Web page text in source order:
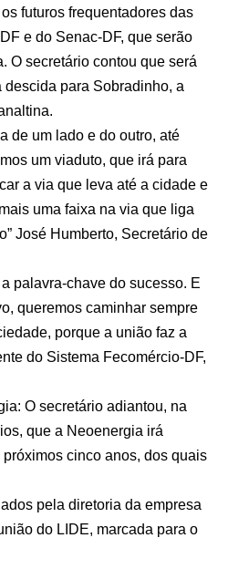
futuros frequentadores das
e do Senac-DF, que serão
O secretário contou que será
para Sobradinho, a
de um lado e do outro, até
um viaduto, que irá para
a via que leva até a cidade e
uma faixa na via que liga
José Humberto, Secretário de
palavra-chave do sucesso. E
queremos caminhar sempre
porque a união faz a
do Sistema Fecomércio-DF,
O secretário adiantou, na
que a Neoenergia irá
cinco anos, dos quais
pela diretoria da empresa
do LIDE, marcada para o